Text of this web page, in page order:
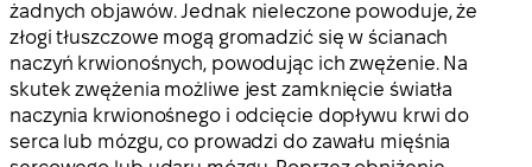
żadnych objawów. Jednak nieleczone powoduje, że
złogi tłuszczowe mogą gromadzić się w ścianach
naczyń krwionośnych, powodując ich zwężenie. Na
skutek zwężenia możliwe jest zamknięcie światła
naczynia krwionośnego i odcięcie dopływu krwi do
serca lub mózgu, co prowadzi do zawału mięśnia